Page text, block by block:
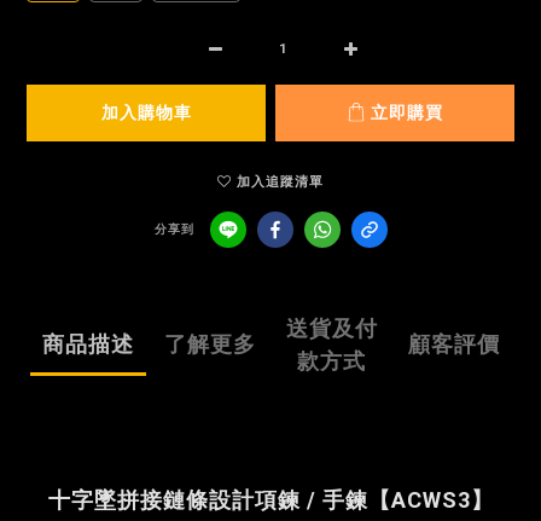
加入購物車 立即購買
加入追蹤清單
分享到
商品描述 了解更多
送貨及付
款方式
顧客評價
十字墜拼接鏈條設計項鍊 / 手鍊【ACWS3】